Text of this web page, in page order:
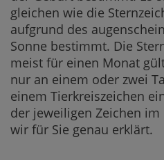
gleichen wie die
aufgrund des
Sonne bestimmt. Die
meist für einen Monat
nur an einem oder zwei
einem Tierkreiszeichen
der jeweiligen Zeichen
wir für Sie genau erklärt.